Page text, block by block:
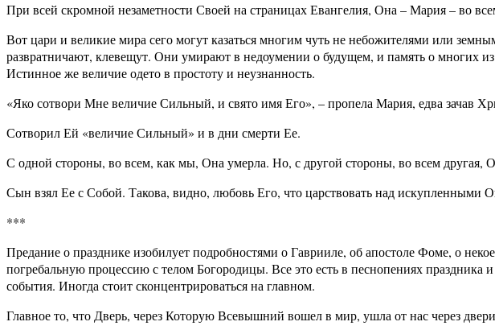
При всей скромной незаметности Своей на страницах Евангелия, Она – Мария – во
Вот цари и великие мира сего могут казаться многим чуть не небожителями или
развратничают, клевещут. Они умирают в недоумении о будущем, и память о многих
Истинное же величие одето в простоту и неузнанность.
«Яко сотвори Мне величие Сильный, и свято имя Его», – пропела Мария, едва зачав
Сотворил Ей «величие Сильный» и в дни смерти Ее.
С одной стороны, во всем, как мы, Она умерла. Но, с другой стороны, во всем другая,
Сын взял Ее с Собой. Такова, видно, любовь Его, что царствовать над искупленными
***
Предание о празднике изобилует подробностями о Гаврииле, об апостоле Фоме, о
погребальную процессию с телом Богородицы. Все это есть в песнопениях
события. Иногда стоит сконцентрироваться на главном.
Главное то, что Дверь, через Которую Всевышний вошел в мир, ушла от нас через